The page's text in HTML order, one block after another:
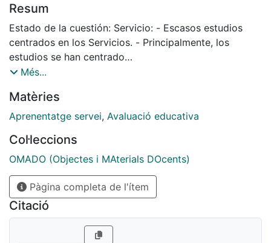
Resum
Estado de la cuestión: Servicio: - Escasos estudios
centrados en los Servicios. - Principalmente, los
estudios se han centrado
sobre todo en: efectos positivos para los
Calic and Erley); conciencia intercultural
(Hildenbrand and Schultzs, 2015); desarrollo de
Red: - Ausencia de estudios sobre la red generada con
los
proyectos de ApS en el Estado Español y en
Cataluña. - A nivel internacional (estudios que vinculan
la red
con el capital social).
Més...
Matèries
Aprenentatge servei, Avaluació educativa
Col·leccions
OMADO (Objectes i MAterials DOcents)
Pàgina completa de l'ítem
Citació